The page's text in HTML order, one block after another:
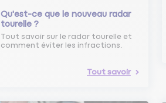
Qu'est-ce que le nouveau radar
tourelle ?
Tout savoir sur le radar tourelle et
comment éviter les infractions.
Tout savoir